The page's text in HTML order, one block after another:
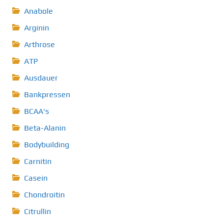
Anabole
Arginin
Arthrose
ATP
Ausdauer
Bankpressen
BCAA's
Beta-Alanin
Bodybuilding
Carnitin
Casein
Chondroitin
Citrullin